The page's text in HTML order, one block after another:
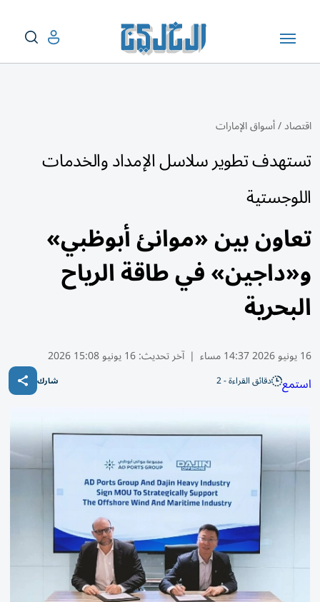
اقتصاد/أسواق الإمارات
تستهدف تطوير سلاسل الإمداد والخدمات
اللوجستية
تعاون بين «موانئ أبوظبي»
و«داجين» في طاقة الرياح
البحرية
16 يونيو 2026 14:37 مساء | آخر تحديث:16 يونيو 15:08 2026
استمع دقائق القراءة - 2 شارك